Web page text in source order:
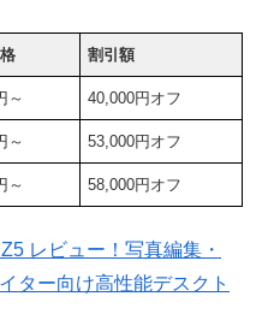
割引額
～ 40,000円オフ
～ 53,000円オフ
～ 58,000円オフ
レビュー！写真編集・
ター向け高性能デスクト